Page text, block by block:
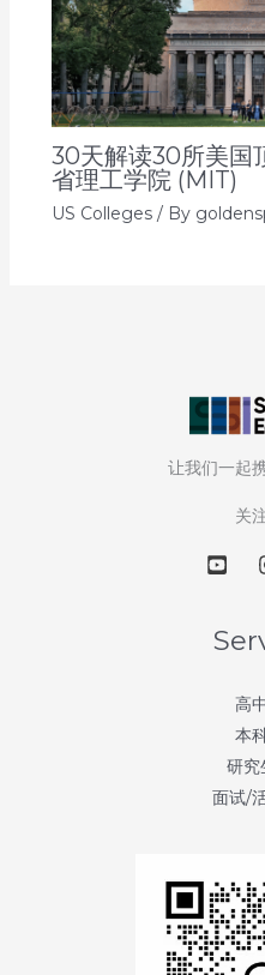
30天解读30所美国
省理工学院 (MIT)
US Colleges/ By
让我们一起
关
高
本
研究
面试/